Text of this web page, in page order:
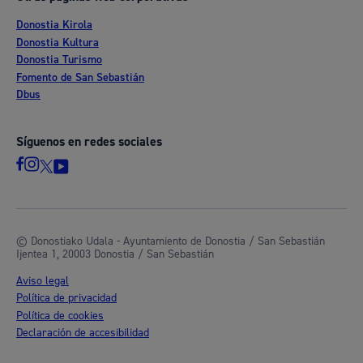
Donostia Kirola
Donostia Kultura
Donostia Turismo
Fomento de San Sebastián
Dbus
Síguenos en redes sociales
© Donostiako Udala - Ayuntamiento de Donostia / San Sebastián
Ijentea 1, 20003 Donostia / San Sebastián
Aviso legal
Política de privacidad
Política de cookies
Declaración de accesibilidad